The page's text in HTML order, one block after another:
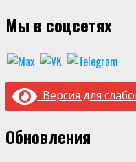
Мы в соцсетях
Версия для
Обновления